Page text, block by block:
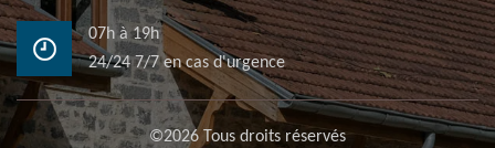
07h à 19h
24/24 7/7 en cas d'urgence
©2026 Tous droits réservés